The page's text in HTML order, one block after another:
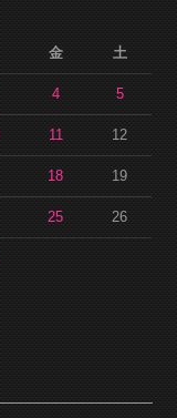
金 土
4 5
11 12
18 19
25 26